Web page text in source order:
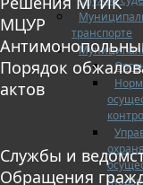
транспорте
МЦУР
Порядок
актов
Службы и
Обращения